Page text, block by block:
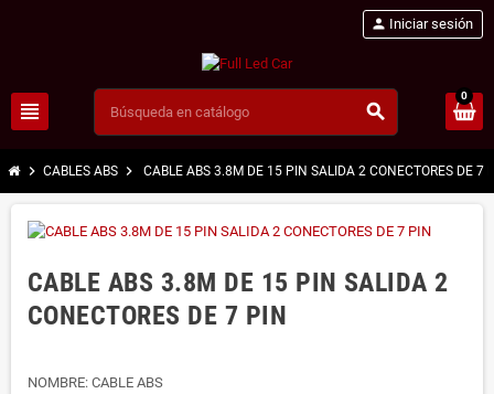
view_headline search
person Iniciar sesión
0
chevron_right CABLES ABS chevron_right CABLE ABS 3.8M DE 15 PIN SALIDA 2 CONECTORES DE 7
CABLE ABS 3.8M DE 15 PIN SALIDA 2
CONECTORES DE 7 PIN
NOMBRE: CABLE ABS